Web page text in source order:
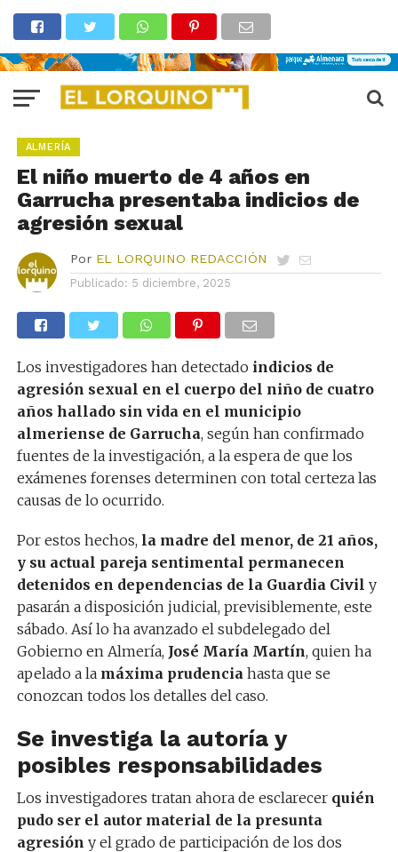
ALMERÍA
El niño muerto de 4 años en
Garrucha presentaba indicios de
agresión sexual
Por EL LORQUINO REDACCIÓN
Publicado: 5 diciembre, 2025
Los investigadores han detectado indicios de
agresión sexual en el cuerpo del niño de cuatro
años hallado sin vida en el municipio
almeriense de Garrucha, según han confirmado
fuentes de la investigación, a la espera de que los
exámenes forenses determinen con total certeza las
causas de lo ocurrido.
Por estos hechos, la madre del menor, de 21 años,
y su actual pareja sentimental permanecen
detenidos en dependencias de la Guardia Civil y
pasarán a disposición judicial, previsiblemente, este
sábado. Así lo ha avanzado el subdelegado del
Gobierno en Almería, José María Martín, quien ha
apelado a la máxima prudenciahasta que se
conozcan todos los detalles del caso.
Se investiga la autoría y
posibles responsabilidades
Los investigadores tratan ahora de esclarecer quién
pudo ser el autor material de la presunta
agresión y el grado de participación de los dos